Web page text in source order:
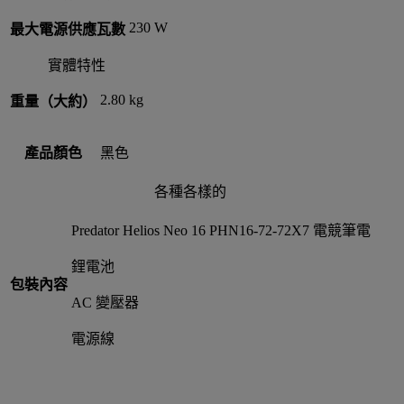
最大電源供應瓦數 230 W
實體特性
重量（大約） 2.80 kg
產品顏色 黑色
各種各樣的
包裝內容
Predator Helios Neo 16 PHN16-72-72X7 電競筆電
鋰電池
AC 變壓器
電源線